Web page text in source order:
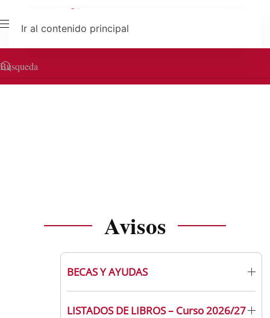
Ir al contenido principal
Avisos
BECAS Y AYUDAS
LISTADOS DE LIBROS – Curso 2026/27